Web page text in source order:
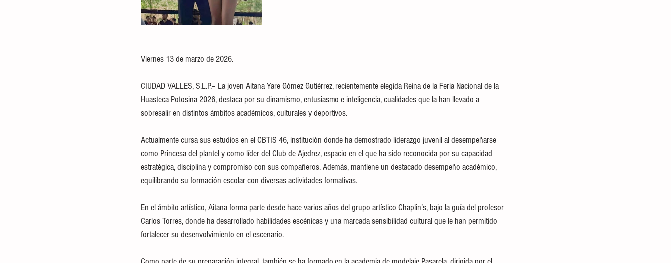
Viernes 13 de marzo de 2026.
CIUDAD VALLES, S.L.P.– La joven Aitana Yare Gómez Gutiérrez, recientemente elegida Reina de la Feria Nacional de la
Huasteca Potosina 2026, destaca por su dinamismo, entusiasmo e inteligencia, cualidades que la han llevado a
sobresalir en distintos ámbitos académicos, culturales y deportivos.
Actualmente cursa sus estudios en el CBTIS 46, institución donde ha demostrado liderazgo juvenil al desempeñarse
como Princesa del plantel y como líder del Club de Ajedrez, espacio en el que ha sido reconocida por su capacidad
estratégica, disciplina y compromiso con sus compañeros. Además, mantiene un destacado desempeño académico,
equilibrando su formación escolar con diversas actividades formativas.
En el ámbito artístico, Aitana forma parte desde hace varios años del grupo artístico Chaplin’s, bajo la guía del profesor
Carlos Torres, donde ha desarrollado habilidades escénicas y una marcada sensibilidad cultural que le han permitido
fortalecer su desenvolvimiento en el escenario.